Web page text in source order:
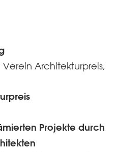
Architekturpreis,
Projekte durch